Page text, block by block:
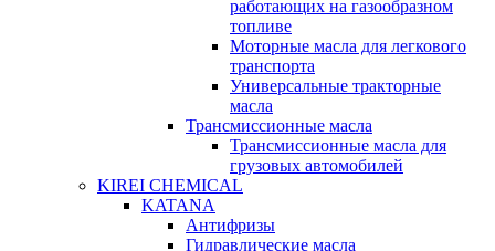
работающих на газообразном
топливе
Моторные масла для легкового
транспорта
Универсальные тракторные
масла
Трансмиссионные масла
Трансмиссионные масла для
грузовых автомобилей
KIREI CHEMICAL
KATANA
Антифризы
Гидравлические масла